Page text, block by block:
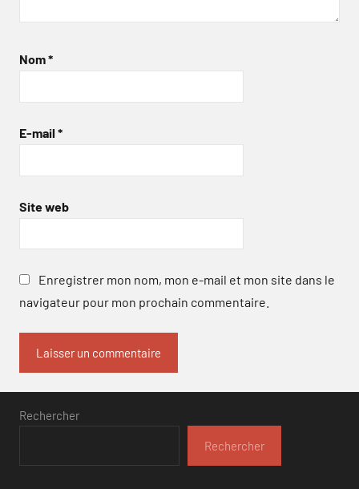
Nom*
E-mail *
Site web
Enregistrer mon nom, mon e-mail et mon site dans le
navigateur pour mon prochain commentaire.
Rechercher
Rechercher